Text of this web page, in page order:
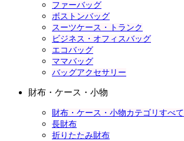
ファーバッグ
ボストンバッグ
スーツケース・トランク
ビジネス・オフィスバッグ
エコバッグ
ママバッグ
バッグアクセサリー
財布・ケース・小物
財布・ケース・小物カテゴリすべて
長財布
折りたたみ財布